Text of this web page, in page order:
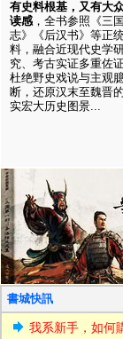
有史料根基，又有大
读感 ，全书参照《三国
志》《后汉书》等正
料，融合近现代史学
究、考古实证多重佐证
杜绝野史戏说与主观
断，还原汉末至魏晋
实宏大历史图景...
書城快訊
我系新手，如何